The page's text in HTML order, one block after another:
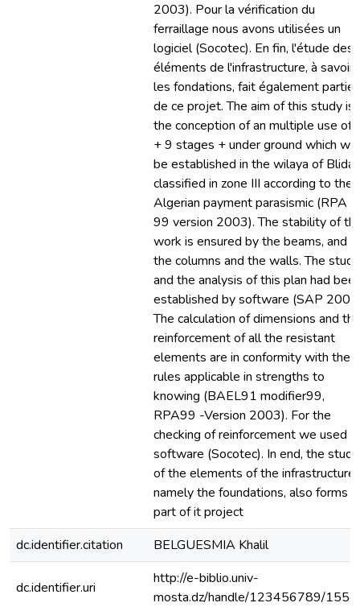
2003). Pour la vérification du
ferraillage nous avons utilisées un
logiciel (Socotec). En fin, l'étude des
éléments de l'infrastructure, à savoir
les fondations, fait également partie
de ce projet. The aim of this study is
the conception of an multiple use of
+ 9 stages + under ground which will
be established in the wilaya of Blida,
classified in zone III according to the
Algerian payment parasismic (RPA
99 version 2003). The stability of
work is ensured by the beams, and
the columns and the walls. The study
and the analysis of this plan had
established by software (SAP
The calculation of dimensions and the
reinforcement of all the resistant
elements are in conformity with the
rules applicable in strengths to
knowing (BAEL91 modifier99,
RPA99 -Version 2003). For the
checking of reinforcement we used
software (Socotec). In end, the study
of the elements of the infrastructure,
namely the foundations, also forms
part of it project
dc.identifier.citation
BELGUESMIA Khalil
dc.identifier.uri
http://e-biblio.univ-
mosta.dz/handle/123456789/